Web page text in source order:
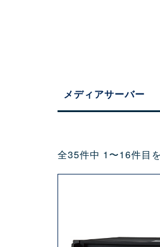
メディアサーバー
全35件中 1〜16件目